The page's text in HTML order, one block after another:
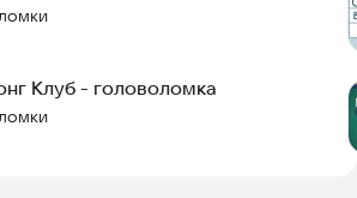
Клуб - головоломка